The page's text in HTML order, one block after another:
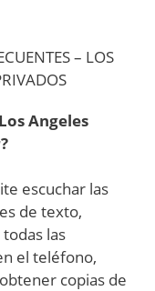
– LOS
Angeles
escuchar las
de texto,
las
el teléfono,
copias de